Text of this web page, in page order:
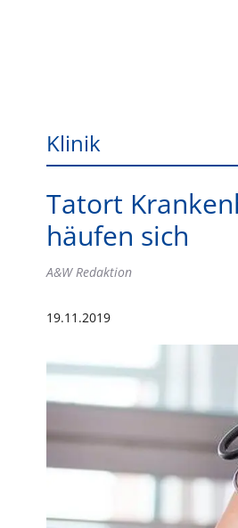
Klinik
Tatort
häufen sich
A&W Redaktion
19.11.2019